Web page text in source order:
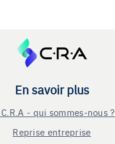
En savoir plus
- qui sommes-nous ?
Reprise entreprise